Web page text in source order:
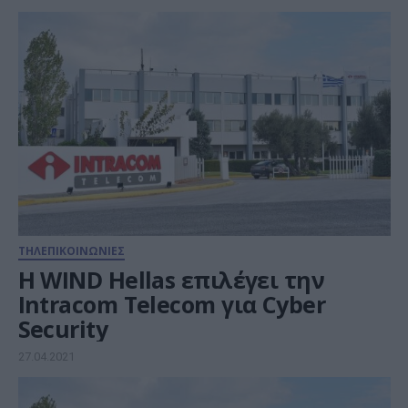
ΤΗΛΕΠΙΚΟΙΝΩΝΙΕΣ
Η WIND Hellas επιλέγει την
Intracom Telecom για Cyber
Security
27.04.2021